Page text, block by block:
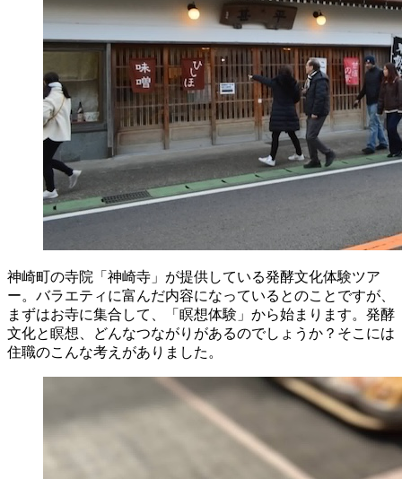
神崎町の寺院「神崎寺」が提供している発酵文化体験ツア
ー。バラエティに富んだ内容になっているとのことですが、
まずはお寺に集合して、「瞑想体験」から始まります。発酵
文化と瞑想、どんなつながりがあるのでしょうか？そこには
住職のこんな考えがありました。